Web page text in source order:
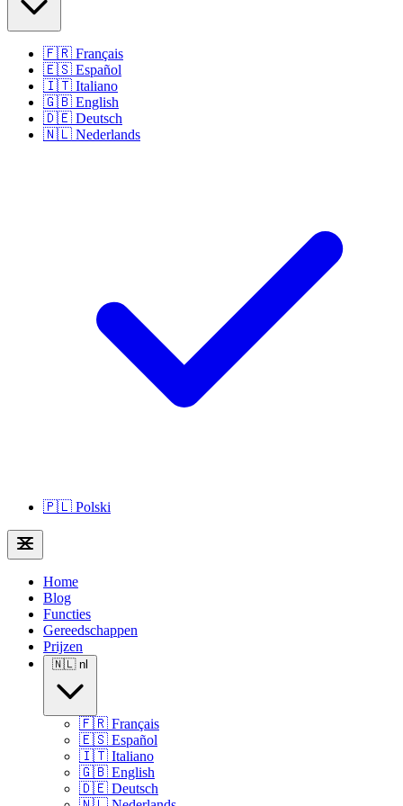
🇫🇷 Français
🇪🇸 Español
🇮🇹 Italiano
🇬🇧 English
🇩🇪 Deutsch
🇳🇱 Nederlands
🇵🇱 Polski
Home
Blog
Functies
Gereedschappen
Prijzen
🇳🇱 nl
🇫🇷 Français
🇪🇸 Español
🇮🇹 Italiano
🇬🇧 English
🇩🇪 Deutsch